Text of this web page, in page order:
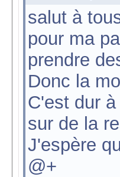
salut à
pour ma
prendre
Donc la
C'est dur
sur de la
J'espère
@+